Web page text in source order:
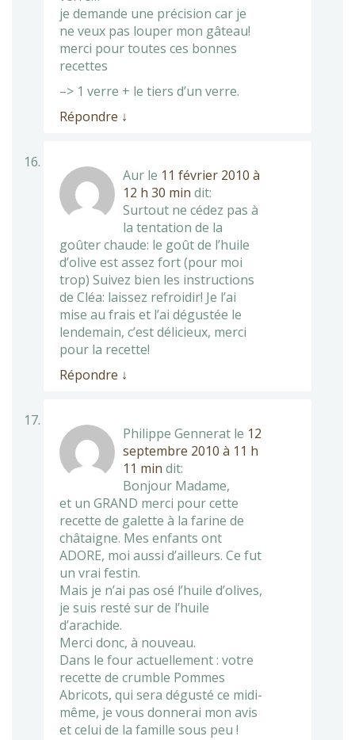
je demande une précision car je
ne veux pas louper mon gâteau!
merci pour toutes ces bonnes
recettes
–> 1 verre + le tiers d’un verre.
Répondre ↓
Aur le 11 février 2010 à
12 h 30 min dit:
Surtout ne cédez pas à
la tentation de la
goûter chaude: le goût de l’huile
d’olive est assez fort (pour moi
trop) Suivez bien les instructions
de Cléa: laissez refroidir! Je l’ai
mise au frais et l’ai dégustée le
lendemain, c’est délicieux, merci
pour la recette!
Répondre ↓
Philippe Gennerat le 12
septembre 2010 à 11 h
11 min dit:
Bonjour Madame,
et un GRAND merci pour cette
recette de galette à la farine de
châtaigne. Mes enfants ont
ADORE, moi aussi d’ailleurs. Ce fut
un vrai festin.
Mais je n’ai pas osé l’huile d’olives,
je suis resté sur de l’huile
d’arachide.
Merci donc, à nouveau.
Dans le four actuellement : votre
recette de crumble Pommes
Abricots, qui sera dégusté ce midi-
même, je vous donnerai mon avis
et celui de la famille sous peu !